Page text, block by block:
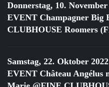
Donnerstag, 10. November
EVENT Champagner Big
CLUBHOUSE Roomers
Samstag, 22. Oktober 2022
EVENT Château Angélus